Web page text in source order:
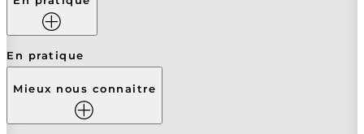
En pratique
Mieux nous connaitre